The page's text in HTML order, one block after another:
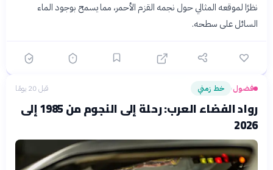
نظرًا لموقعه المثالي حول نجمه القزم الأحمر، مما يسمح بوجود الماء
السائل على سطحه.
فضول› خط زمني قبل 20 يومًا
رواد الفضاء العرب: رحلة إلى النجوم من 1985 إلى
2026